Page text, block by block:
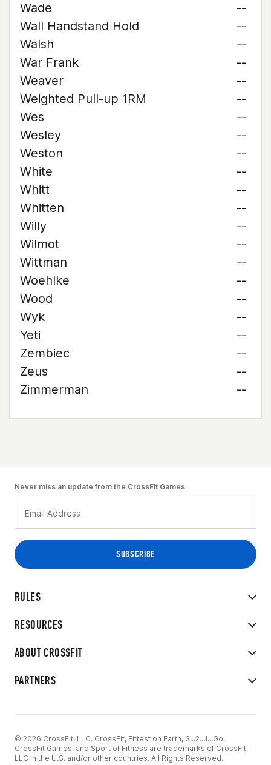
Wade
--
Wall Handstand Hold
--
Walsh
--
War Frank
--
Weaver
--
Weighted Pull-up 1RM
--
Wes
--
Wesley
--
Weston
--
White
--
Whitt
--
Whitten
--
Willy
--
Wilmot
--
Wittman
--
Woehlke
--
Wood
--
Wyk
--
Yeti
--
Zembiec
--
Zeus
--
Zimmerman
--
RULES
RESOURCES
ABOUT CROSSFIT
PARTNERS
Never miss an update from the CrossFit Games
© 2026 CrossFit, LLC. CrossFit, Fittest on Earth, 3...2...1...Go!
CrossFit Games, and Sport of Fitness are trademarks of CrossFit,
LLC in the U.S. and/or other countries. All Rights Reserved.